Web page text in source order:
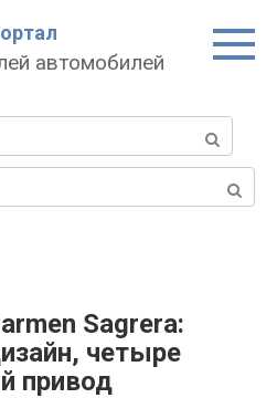
автомобилей
Sagrera:
четыре
привод